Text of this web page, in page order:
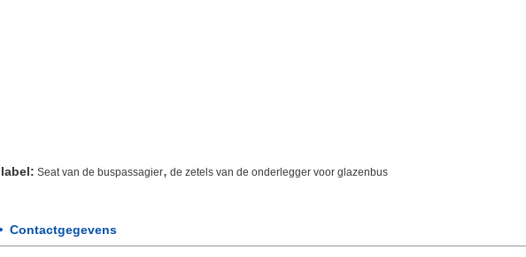
label: Seat van de buspassagier, de zetels van de onderlegger voor glazenbus
Contactgegevens